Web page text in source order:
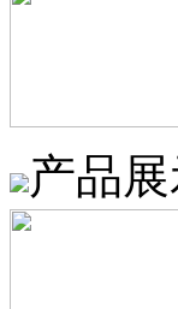
产品